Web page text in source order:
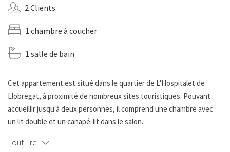
2 Clients
1 chambre à coucher
1 salle de bain
Cet appartement est situé dans le quartier de L'Hospitalet de
Llobregat, à proximité de nombreux sites touristiques. Pouvant
accueillir jusqu'à deux personnes, il comprend une chambre avec
un lit double et un canapé-lit dans le salon.
L'espace commun comprend la salle à manger et un salon
Tout lire